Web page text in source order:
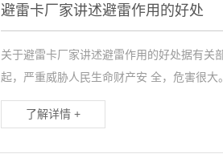
避雷卡厂家讲述避雷作用的好处
关于避雷卡厂家讲述避雷作用的好处据有关
起，严重威胁人民生命财产安 全，危害很大
了解详情 +